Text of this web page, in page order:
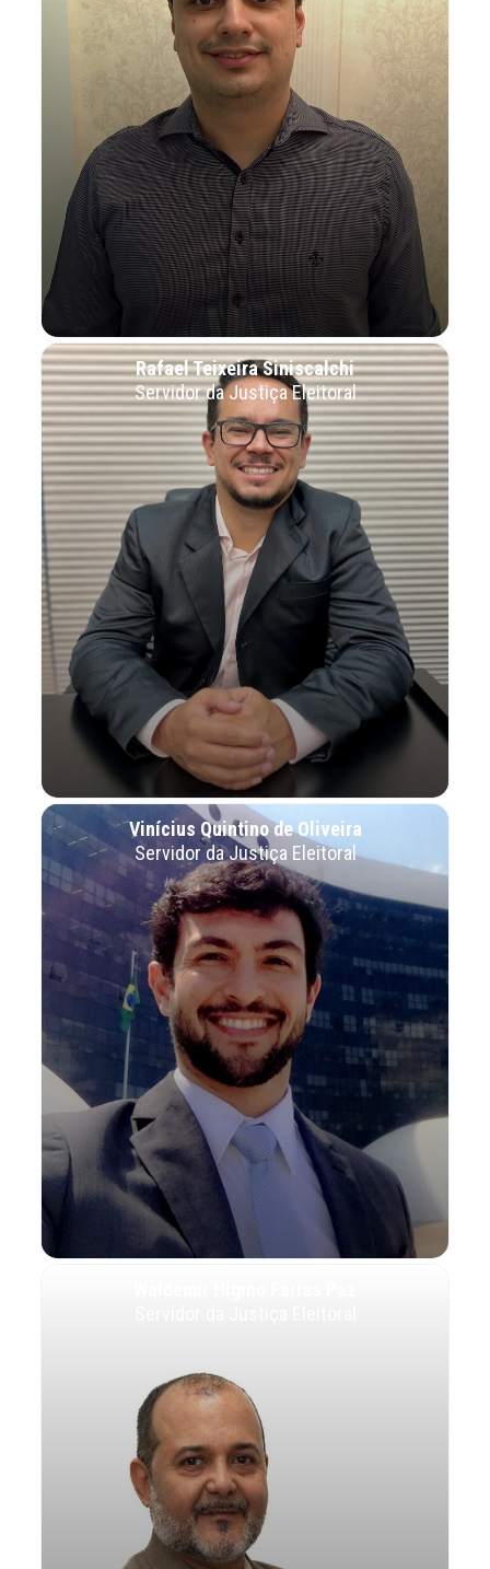
Rafael Teixeira Siniscalchi
Servidor da Justiça Eleitoral
Vinícius Quintino de Oliveira
Servidor da Justiça Eleitoral